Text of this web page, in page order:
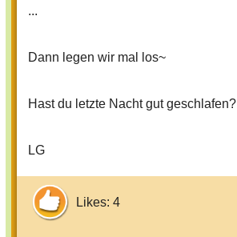
...
Dann legen wir mal los~
Hast du letzte Nacht gut geschlafen?
LG
Likes: 4